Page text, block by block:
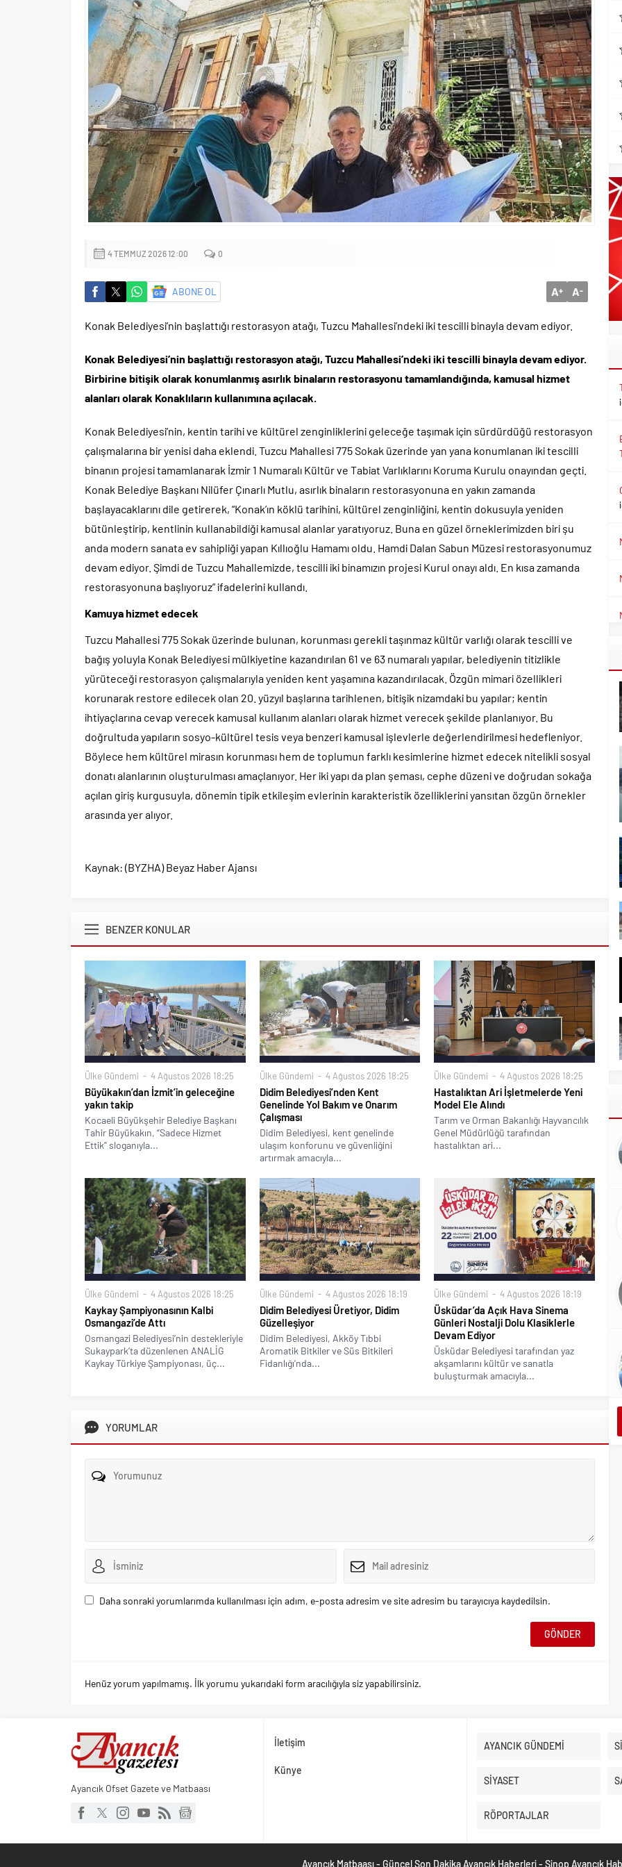
4 TEMMUZ 2026 12:00 0
ABONE OL A+ A-
Konak Belediyesi’nin başlattığı restorasyon atağı, Tuzcu Mahallesi’ndeki iki tescilli binayla devam ediyor.
Konak Belediyesi’nin başlattığı restorasyon atağı, Tuzcu Mahallesi’ndeki iki tescilli binayla devam ediyor.
Birbirine bitişik olarak konumlanmış asırlık binaların restorasyonu tamamlandığında, kamusal hizmet
alanları olarak Konaklıların kullanımına açılacak.
Konak Belediyesi’nin, kentin tarihi ve kültürel zenginliklerini geleceğe taşımak için sürdürdüğü restorasyon
çalışmalarına bir yenisi daha eklendi. Tuzcu Mahallesi 775 Sokak üzerinde yan yana konumlanan iki tescilli
binanın projesi tamamlanarak İzmir 1 Numaralı Kültür ve Tabiat Varlıklarını Koruma Kurulu onayından geçti.
Konak Belediye Başkanı Nilüfer Çınarlı Mutlu, asırlık binaların restorasyonuna en yakın zamanda
başlayacaklarını dile getirerek, “Konak’ın köklü tarihini, kültürel zenginliğini, kentin dokusuyla yeniden
bütünleştirip, kentlinin kullanabildiği kamusal alanlar yaratıyoruz. Buna en güzel örneklerimizden biri şu
anda modern sanata ev sahipliği yapan Kıllıoğlu Hamamı oldu. Hamdi Dalan Sabun Müzesi restorasyonumuz
devam ediyor. Şimdi de Tuzcu Mahallemizde, tescilli iki binamızın projesi Kurul onayı aldı. En kısa zamanda
restorasyonuna başlıyoruz” ifadelerini kullandı.
Kamuya hizmet edecek
Tuzcu Mahallesi 775 Sokak üzerinde bulunan, korunması gerekli taşınmaz kültür varlığı olarak tescilli ve
bağış yoluyla Konak Belediyesi mülkiyetine kazandırılan 61 ve 63 numaralı yapılar, belediyenin titizlikle
yürüteceği restorasyon çalışmalarıyla yeniden kent yaşamına kazandırılacak. Özgün mimari özellikleri
korunarak restore edilecek olan 20. yüzyıl başlarına tarihlenen, bitişik nizamdaki bu yapılar; kentin
ihtiyaçlarına cevap verecek kamusal kullanım alanları olarak hizmet verecek şekilde planlanıyor. Bu
doğrultuda yapıların sosyo-kültürel tesis veya benzeri kamusal işlevlerle değerlendirilmesi hedefleniyor.
Böylece hem kültürel mirasın korunması hem de toplumun farklı kesimlerine hizmet edecek nitelikli sosyal
donatı alanlarının oluşturulması amaçlanıyor. Her iki yapı da plan şeması, cephe düzeni ve doğrudan sokağa
açılan giriş kurgusuyla, dönemin tipik etkileşim evlerinin karakteristik özelliklerini yansıtan özgün örnekler
arasında yer alıyor.
Kaynak: (BYZHA) Beyaz Haber Ajansı
BENZER KONULAR
Ülke Gündemi 4 Ağustos 2026 18:25
Büyükakın’dan İzmit’in geleceğine
yakın takip
Kocaeli Büyükşehir Belediye Başkanı
Tahir Büyükakın, “Sadece Hizmet
Ettik” sloganıyla...
Ülke Gündemi 4 Ağustos 2026 18:25
Didim Belediyesi’nden Kent
Genelinde Yol Bakım ve Onarım
Çalışması
Didim Belediyesi, kent genelinde
ulaşım konforunu ve güvenliğini
artırmak amacıyla...
Ülke Gündemi 4 Ağustos 2026 18:25
Hastalıktan Ari İşletmelerde Yeni
Model Ele Alındı
Tarım ve Orman Bakanlığı Hayvancılık
Genel Müdürlüğü tarafından
hastalıktan ari...
Ülke Gündemi 4 Ağustos 2026 18:25
Kaykay Şampiyonasının Kalbi
Osmangazi’de Attı
Osmangazi Belediyesi’nin destekleriyle
Sukaypark’ta düzenlenen ANALİG
Kaykay Türkiye Şampiyonası, üç...
Ülke Gündemi 4 Ağustos 2026 18:19
Didim Belediyesi Üretiyor, Didim
Güzelleşiyor
Didim Belediyesi, Akköy Tıbbi
Aromatik Bitkiler ve Süs Bitkileri
Fidanlığı’nda...
Ülke Gündemi 4 Ağustos 2026 18:19
Üsküdar’da Açık Hava Sinema
Günleri Nostalji Dolu Klasiklerle
Devam Ediyor
Üsküdar Belediyesi tarafından yaz
akşamlarını kültür ve sanatla
buluşturmak amacıyla...
YORUMLAR
Daha sonraki yorumlarımda kullanılması için adım, e-posta adresim ve site adresim bu tarayıcıya kaydedilsin.
Henüz yorum yapılmamış. İlk yorumu yukarıdaki form aracılığıyla siz yapabilirsiniz.
Ayancık Ofset Gazete ve Matbaası
İletişim
Künye
AYANCIK GÜNDEMİ
SİYASET
RÖPORTAJLAR
Ayancık Matbaası - Güncel Son Dakika Ayancık Haberleri - Sinop Ayancık